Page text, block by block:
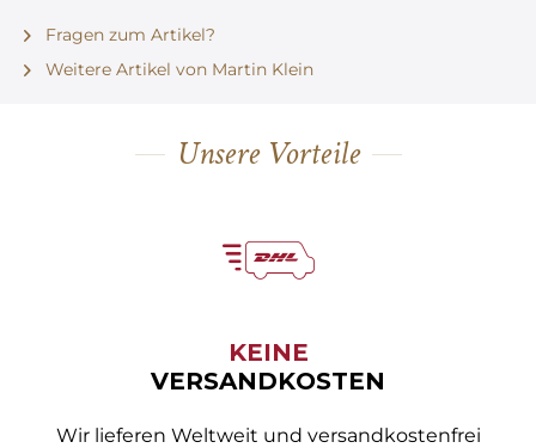
Fragen zum Artikel?
Weitere Artikel von Martin Klein
Unsere Vorteile
KEINE
VERSANDKOSTEN
Wir lieferen Weltweit und versandkostenfrei